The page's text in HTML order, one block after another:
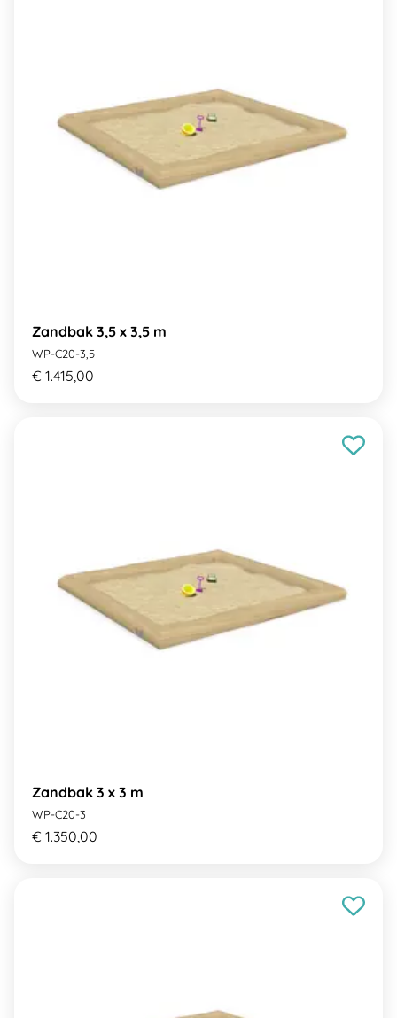
Zandbak 3,5 x 3,5 m
WP-C20-3,5
€ 1.415,00
Zandbak 3 x 3 m
WP-C20-3
€ 1.350,00